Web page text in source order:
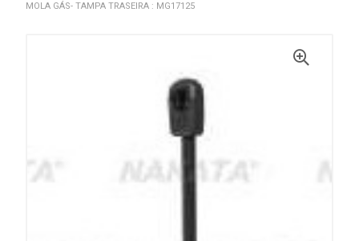
MOLA GÁS- TAMPA TRASEIRA : MG17125